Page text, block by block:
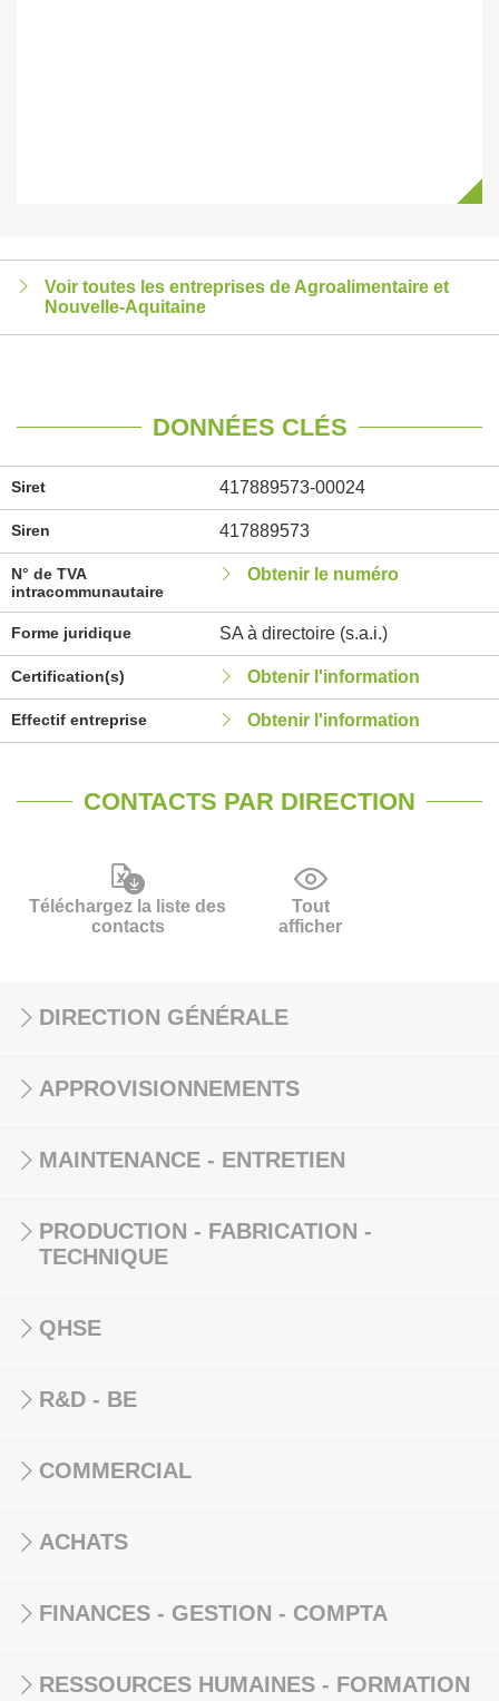
Voir toutes les entreprises de Agroalimentaire et
Nouvelle-Aquitaine
DONNÉES CLÉS
Siret 417889573-00024
Siren 417889573
N° de TVA
intracommunautaire
Obtenir le numéro
Forme juridique SA à directoire (s.a.i.)
Certification(s) Obtenir l'information
Effectif entreprise Obtenir l'information
CONTACTS PAR DIRECTION
Téléchargez la liste des
contacts
Tout
afficher
DIRECTION GÉNÉRALE
APPROVISIONNEMENTS
MAINTENANCE - ENTRETIEN
PRODUCTION - FABRICATION -
TECHNIQUE
QHSE
R&D - BE
COMMERCIAL
ACHATS
FINANCES - GESTION - COMPTA
RESSOURCES HUMAINES - FORMATION